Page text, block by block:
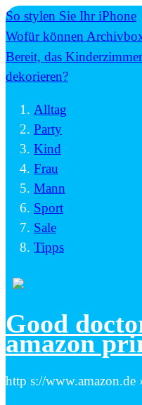
So stylen Sie Ihr iPhone
Wofür können
Bereit, das
dekorieren?
Alltag
Party
Kind
Frau
Mann
Sport
Sale
Tipps
Good
amazon
http s://www.amazon.de